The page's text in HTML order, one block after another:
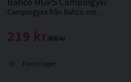
Campingyxa från Bahco med svängt skaft i askträ och med bred egg.
308 kr
219 kr
Finns i lager